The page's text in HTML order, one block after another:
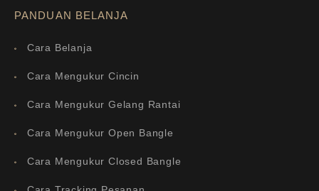
PANDUAN BELANJA
Cara Belanja
Cara Mengukur Cincin
Cara Mengukur Gelang Rantai
Cara Mengukur Open Bangle
Cara Mengukur Closed Bangle